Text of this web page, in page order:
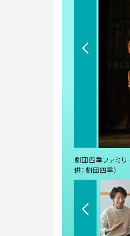
劇団四季ファミリ
供：劇団四季）